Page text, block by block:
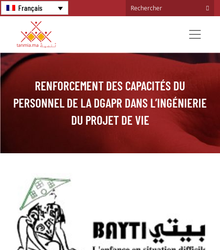
Français
RENFORCEMENT DES CAPACITÉS DU
PERSONNEL DE LA DGAPR DANS L’INGÉNIERIE
DU PROJET DE VIE